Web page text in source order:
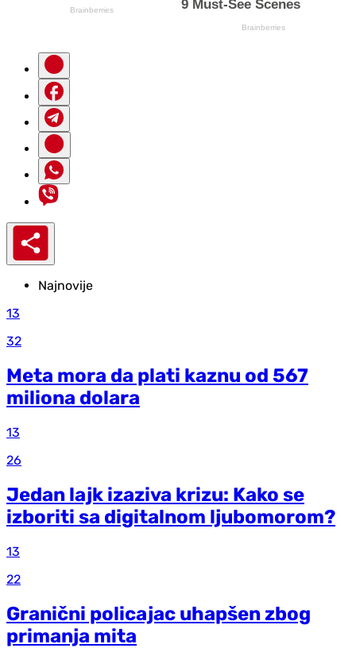
Najnovije
13
32
Meta mora da plati kaznu od 567
miliona dolara
13
26
Jedan lajk izaziva krizu: Kako se
izboriti sa digitalnom ljubomorom?
13
22
Granični policajac uhapšen zbog
primanja mita